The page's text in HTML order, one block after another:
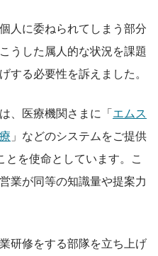
人に委ねられてしまう部分
うした属人的な状況を課題
する必要性を訴えました。
、医療機関さまに「エムス
」などのシステムをご提供
とを使命としています。こ
業が同等の知識量や提案力
研修をする部隊を立ち上げ